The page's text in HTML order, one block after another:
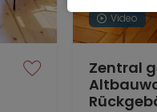
Video
Zentral